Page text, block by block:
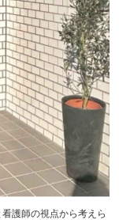
護師の視点から考えら